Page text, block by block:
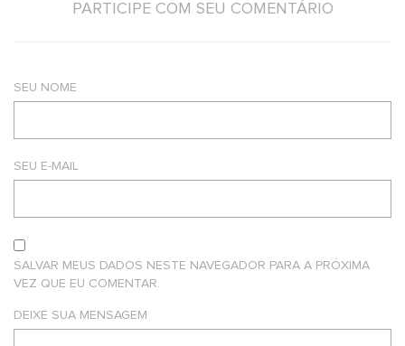
PARTICIPE COM SEU COMENTÁRIO
SEU NOME
SEU E-MAIL
SALVAR MEUS DADOS NESTE NAVEGADOR PARA A PRÓXIMA
VEZ QUE EU COMENTAR.
DEIXE SUA MENSAGEM